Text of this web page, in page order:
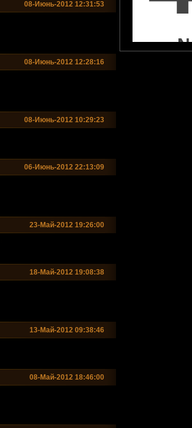
08-Июнь-2012 12:31:53
08-Июнь-2012 12:28:16
08-Июнь-2012 10:29:23
06-Июнь-2012 22:13:09
23-Май-2012 19:26:00
18-Май-2012 19:08:38
13-Май-2012 09:38:46
08-Май-2012 18:46:00